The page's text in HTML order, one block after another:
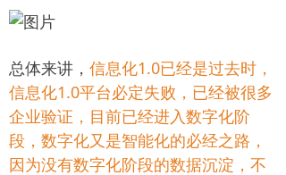
总体来讲， 信息化1.0已经是过去时，
信息化1.0平台必定失败，已经被很多
企业验证，目前已经进入数字化阶
段，数字化又是智能化的必经之路，
因为没有数字化阶段的数据沉淀，不